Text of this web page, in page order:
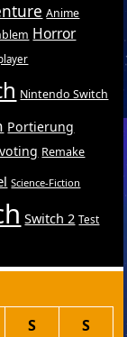
Anime
Horror
Nintendo Switch
Portierung
Remake
Science-Fiction
Switch 2 Test
S
S